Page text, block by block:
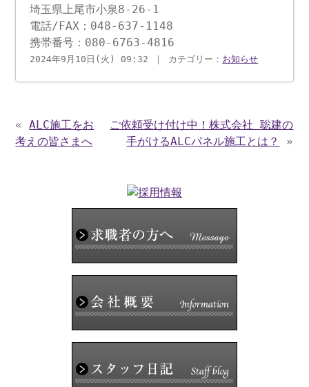
埼玉県上尾市小泉8-26-1
電話/FAX：048-637-1148
携帯番号：080-6763-4816
2024年9月10日(火) 09:32 ｜ カテゴリー： お知らせ
«ALC施工をお
考えの皆さまへ
ご依頼受け付け中！株式会社 聡建の
手がけるALCパネル施工とは？
»